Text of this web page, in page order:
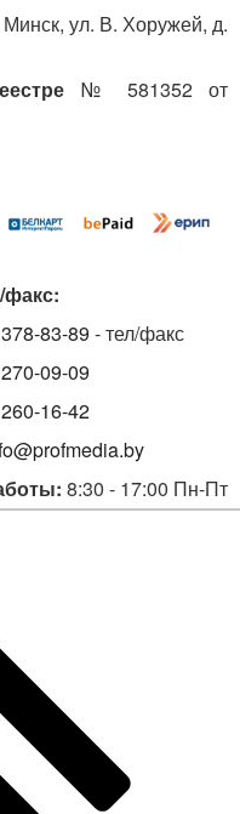
Минск, ул. В. Хоружей, д.
№ 581352 от
83-89 - тел/факс
09-09
16-42
8:30 - 17:00 Пн-Пт